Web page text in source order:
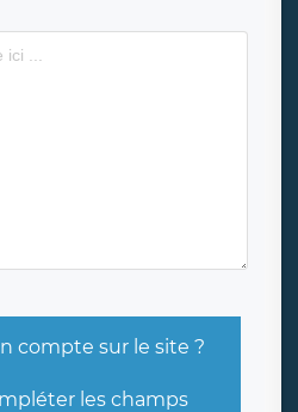
compte sur le site ?
les champs